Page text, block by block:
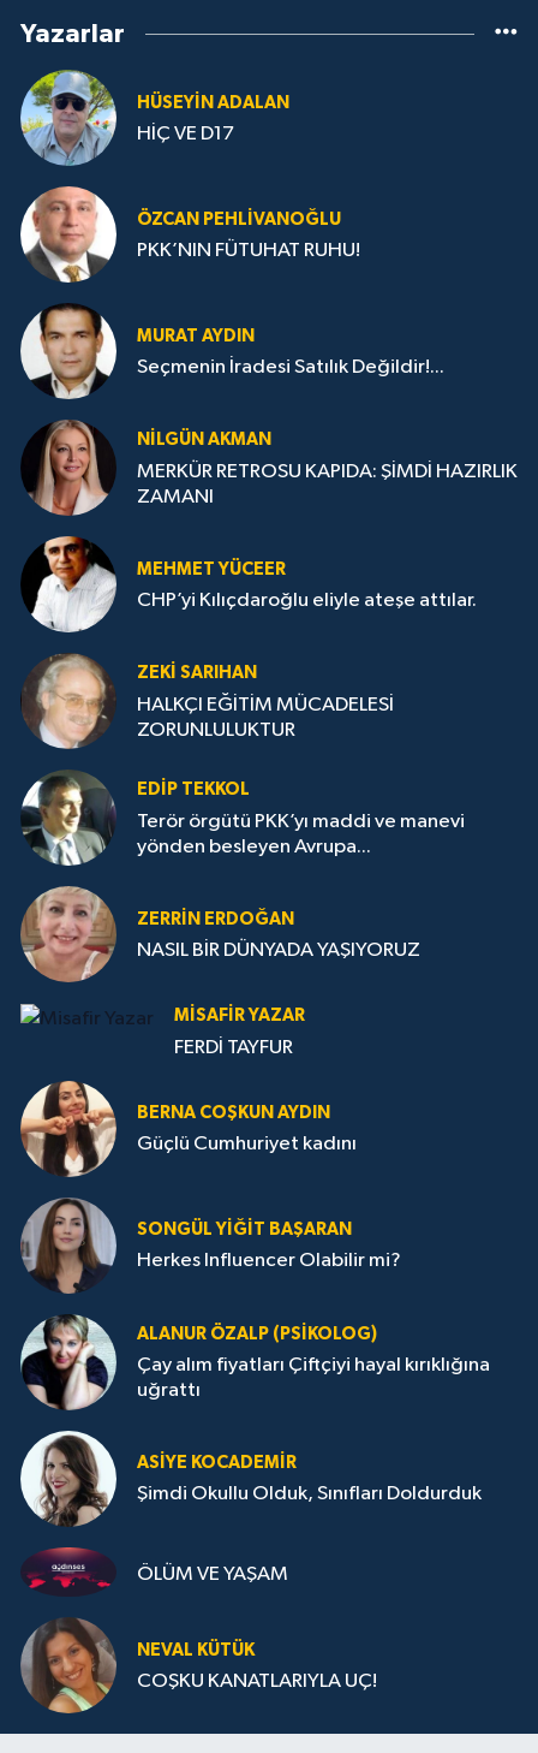
Yazarlar
HÜSEYIN ADALAN
HİÇ VE D17
ÖZCAN PEHLIVANOĞLU
PKK’NIN FÜTUHAT RUHU!
MURAT AYDIN
Seçmenin İradesi Satılık Değildir!...
NILGÜN AKMAN
MERKÜR RETROSU KAPIDA: ŞİMDİ HAZIRLIK
ZAMANI
MEHMET YÜCEER
CHP’yi Kılıçdaroğlu eliyle ateşe attılar.
ZEKI SARIHAN
HALKÇI EĞİTİM MÜCADELESİ
ZORUNLULUKTUR
EDIP TEKKOL
Terör örgütü PKK’yı maddi ve manevi
yönden besleyen Avrupa...
ZERRIN ERDOĞAN
NASIL BİR DÜNYADA YAŞIYORUZ
MISAFIR YAZAR
FERDİ TAYFUR
BERNA COŞKUN AYDIN
Güçlü Cumhuriyet kadını
SONGÜL YIĞIT BAŞARAN
Herkes Influencer Olabilir mi?
ALANUR ÖZALP (PSIKOLOG)
Çay alım fiyatları Çiftçiyi hayal kırıklığına
uğrattı
ASIYE KOCADEMİR
Şimdi Okullu Olduk, Sınıfları Doldurduk
ÖLÜM VE YAŞAM
NEVAL KÜTÜK
COŞKU KANATLARIYLA UÇ!